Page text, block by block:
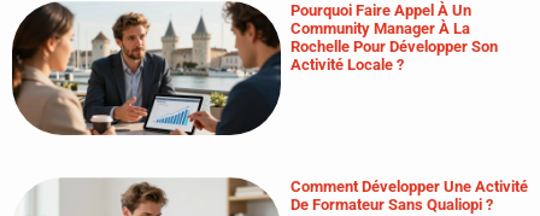
Pourquoi Faire Appel À Un
Community Manager À La
Rochelle Pour Développer Son
Activité Locale ?
Comment Développer Une Activité
De Formateur Sans Qualiopi ?